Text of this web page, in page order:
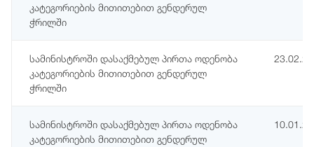
კატეგორიების მითითებით გენდერულ
ჭრილში
სამინისტროში დასაქმებულ პირთა ოდენობა
კატეგორიების მითითებით გენდერულ
ჭრილში
სამინისტროში დასაქმებულ პირთა ოდენობა
კატეგორიების მითითებით გენდერულ